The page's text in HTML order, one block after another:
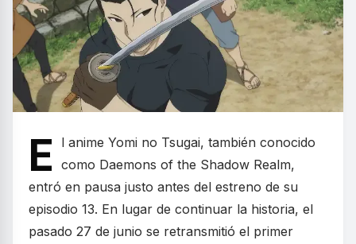
E
l anime Yomi no Tsugai, también conocido
como Daemons of the Shadow Realm,
entró en pausa justo antes del estreno de su
episodio 13. En lugar de continuar la historia, el
pasado 27 de junio se retransmitió el primer